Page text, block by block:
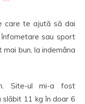
care te ajută să dai
sau sport
bun, la indemâna
Site-ul mi-a fost
11 kg în doar 6